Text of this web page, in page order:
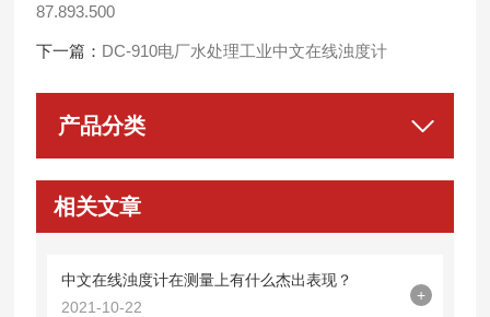
87.893.500
下一篇： DC-910电厂水处理工业中文在线浊度计
产品分类
相关文章
中文在线浊度计在测量上有什么杰出表现？
2021-10-22
+